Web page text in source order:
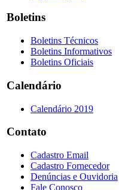
Boletins
Boletins Técnicos
Boletins Informativos
Boletins Oficiais
Calendário
Calendário 2019
Contato
Cadastro Email
Cadastro Fornecedor
Denúncias e Ouvidoria
Fale Conosco